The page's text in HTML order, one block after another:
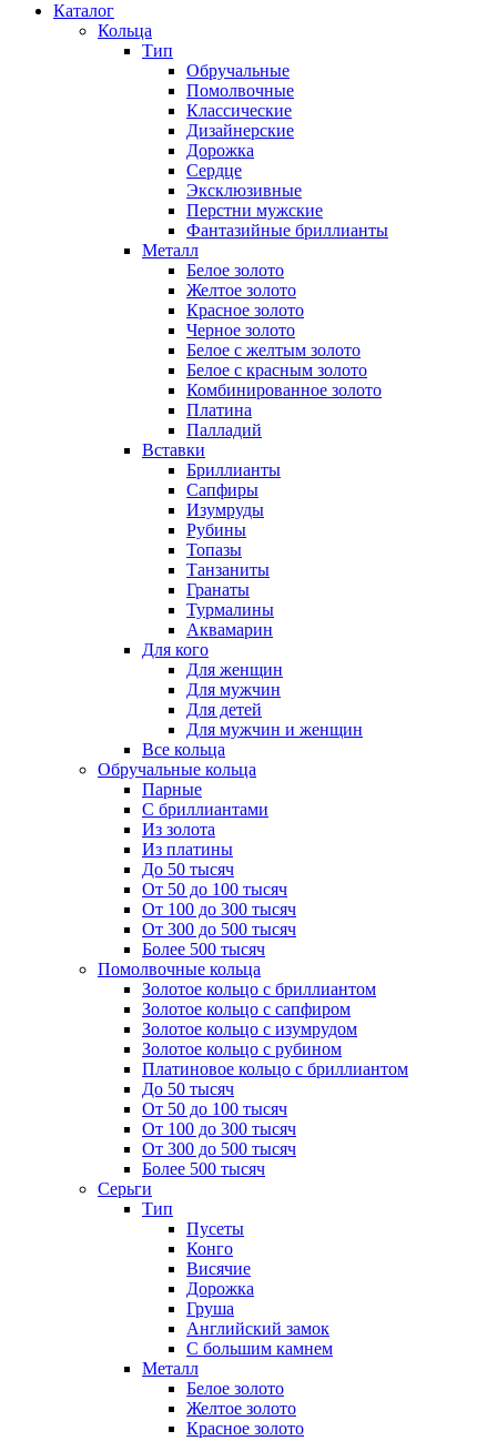
Каталог
Кольца
Тип
Обручальные
Помолвочные
Классические
Дизайнерские
Дорожка
Сердце
Эксклюзивные
Перстни мужские
Фантазийные бриллианты
Металл
Белое золото
Желтое золото
Красное золото
Черное золото
Белое с желтым золото
Белое с красным золото
Комбинированное золото
Платина
Палладий
Вставки
Бриллианты
Сапфиры
Изумруды
Рубины
Топазы
Танзаниты
Гранаты
Турмалины
Аквамарин
Для кого
Для женщин
Для мужчин
Для детей
Для мужчин и женщин
Все кольца
Обручальные кольца
Парные
С бриллиантами
Из золота
Из платины
До 50 тысяч
От 50 до 100 тысяч
От 100 до 300 тысяч
От 300 до 500 тысяч
Более 500 тысяч
Помолвочные кольца
Золотое кольцо с бриллиантом
Золотое кольцо с сапфиром
Золотое кольцо с изумрудом
Золотое кольцо с рубином
Платиновое кольцо с бриллиантом
До 50 тысяч
От 50 до 100 тысяч
От 100 до 300 тысяч
От 300 до 500 тысяч
Более 500 тысяч
Серьги
Тип
Пусеты
Конго
Висячие
Дорожка
Груша
Английский замок
С большим камнем
Металл
Белое золото
Желтое золото
Красное золото